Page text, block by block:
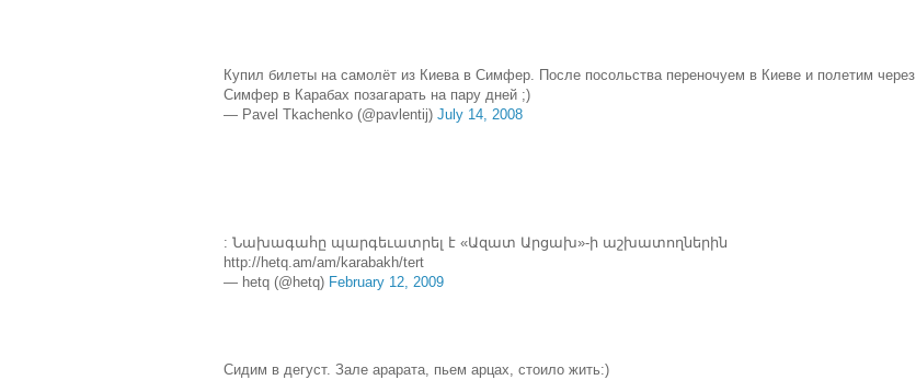
Купил билеты на самолёт из Киева в Симфер. После посольства переночуем в Киеве и полетим через
Симфер в Карабах позагарать на пару дней ;)
— Pavel Tkachenko (@pavlentij) July 14, 2008
: Նախագահը պարգեւատրել է «Ազատ Արցախ»-ի աշխատողներին
http://hetq.am/am/karabakh/tert
— hetq (@hetq) February 12, 2009
Сидим в дегуст. Зале арарата, пьем арцах, стоило жить:)